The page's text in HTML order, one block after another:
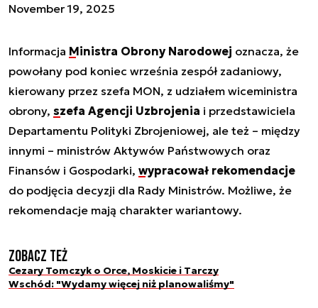
November 19, 2025
Informacja Ministra Obrony Narodowej oznacza, że
powołany pod koniec września zespół zadaniowy,
kierowany przez szefa MON, z udziałem wiceministra
obrony, szefa Agencji Uzbrojenia i przedstawiciela
Departamentu Polityki Zbrojeniowej, ale też – między
innymi – ministrów Aktywów Państwowych oraz
Finansów i Gospodarki, wypracował rekomendacje
do podjęcia decyzji dla Rady Ministrów. Możliwe, że
rekomendacje mają charakter wariantowy.
Zobacz też
Cezary Tomczyk o Orce, Moskicie i Tarczy
Wschód: "Wydamy więcej niż planowaliśmy"